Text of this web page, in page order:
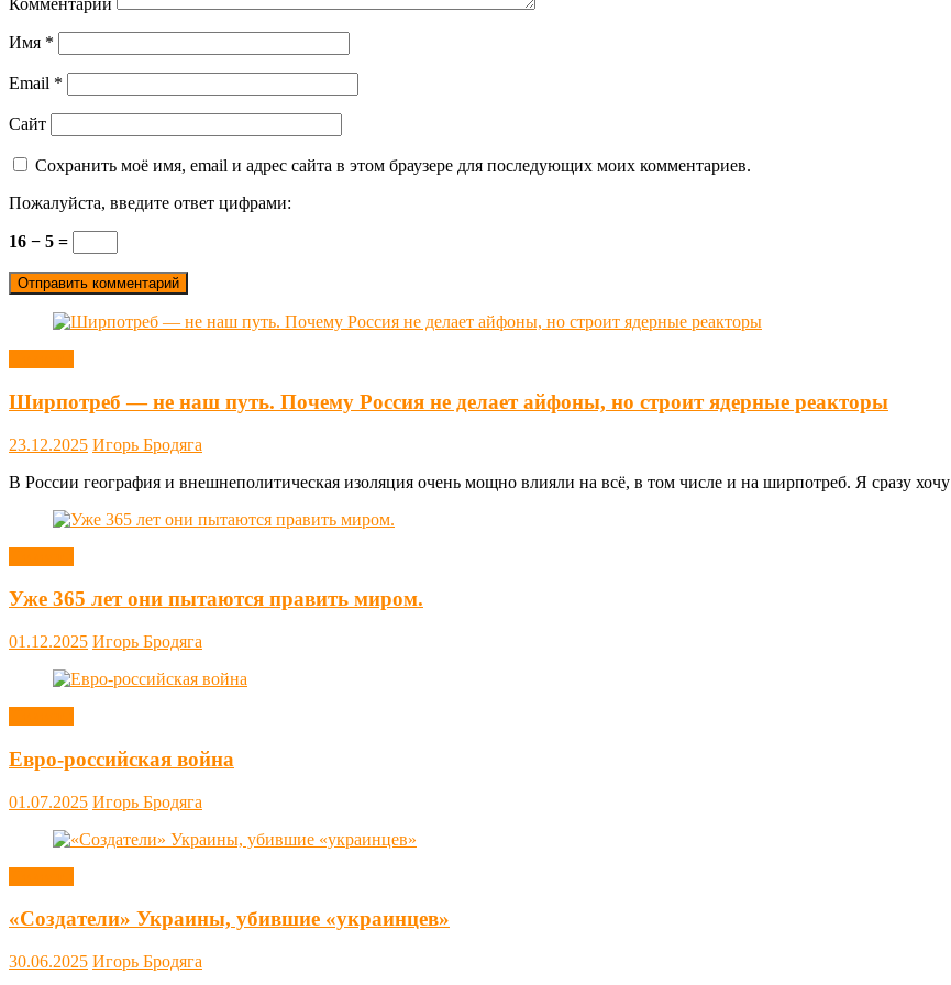
Комментарий
Имя *
Email *
Сайт
Сохранить моё имя, email и адрес сайта в этом браузере для последующих моих комментариев.
Пожалуйста, введите ответ цифрами:
16 − 5 =
Ширпотреб — не наш путь. Почему Россия не делает айфоны, но строит ядерные реакторы
23.12.2025 Игорь Бродяга
В России география и внешнеполитическая изоляция очень мощно влияли на всё, в том числе и на ширпотреб. Я сразу хочу
Уже 365 лет они пытаются править миром.
01.12.2025 Игорь Бродяга
Евро-российская война
01.07.2025 Игорь Бродяга
«Создатели» Украины, убившие «украинцев»
30.06.2025 Игорь Бродяга